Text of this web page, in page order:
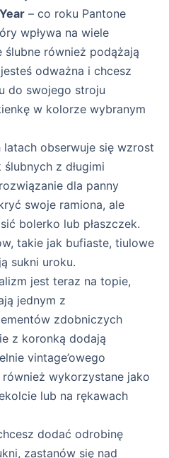
– co roku Pantone
wpływa na wiele
ślubne również podążają
odważna i chcesz
do swojego stroju
w kolorze wybranym
latach obserwuje się wzrost
z długimi
dla panny
swoje ramiona, ale
bolerko lub płaszczek.
takie jak bufiaste, tiulowe
sukni uroku.
jest teraz na topie,
jednym z
zdobniczych
z koronką dodają
vintage’owego
wykorzystane jako
lub na rękawach
dodać odrobinę
zastanów się nad